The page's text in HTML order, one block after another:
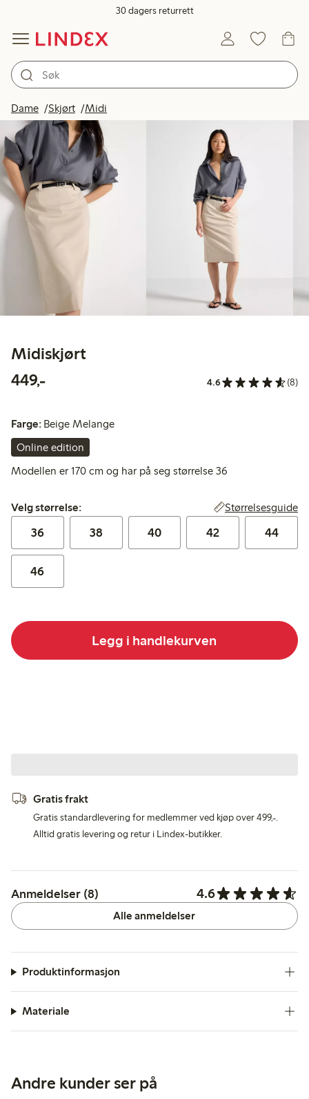
30 dagers returrett
Dame Skjørt Midi
Midiskjørt
449,-449,00 kr 4.6 (8)
Farge: Beige Melange
Online edition
Modellen er 170 cm og har på seg størrelse 36
Velg størrelse:
Velg størrelse: Størrelsesguide
36 38 40 42 44
46
Legg i handlekurven
Gratis frakt
Gratis standardlevering for medlemmer ved kjøp over 499,-.
Alltid gratis levering og retur i Lindex-butikker.
Anmeldelser (8) 4.6
Alle anmeldelser
Produktinformasjon
Materiale
Andre kunder ser på